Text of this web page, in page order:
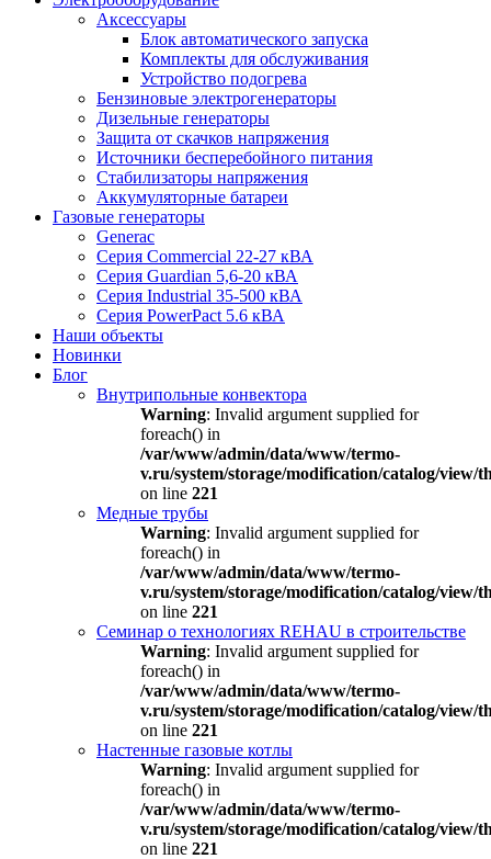
Аксессуары
Блок автоматического запуска
Комплекты для обслуживания
Устройство подогрева
Бензиновые электрогенераторы
Дизельные генераторы
Защита от скачков напряжения
Источники бесперебойного питания
Стабилизаторы напряжения
Аккумуляторные батареи
Газовые генераторы
Generac
Серия Commercial 22-27 кВА
Серия Guardian 5,6-20 кВА
Серия Industrial 35-500 кВА
Серия PowerPact 5.6 кВА
Наши объекты
Новинки
Блог
Внутрипольные конвектора
Warning: Invalid argument supplied for
foreach() in
/var/www/admin/data/www/termo-
v.ru/system/storage/modification/catalog/view/
on line 221
Медные трубы
Warning: Invalid argument supplied for
foreach() in
/var/www/admin/data/www/termo-
v.ru/system/storage/modification/catalog/view/
on line 221
Семинар о технологиях REHAU в строительстве
Warning: Invalid argument supplied for
foreach() in
/var/www/admin/data/www/termo-
v.ru/system/storage/modification/catalog/view/
on line 221
Настенные газовые котлы
Warning: Invalid argument supplied for
foreach() in
/var/www/admin/data/www/termo-
v.ru/system/storage/modification/catalog/view/
on line 221